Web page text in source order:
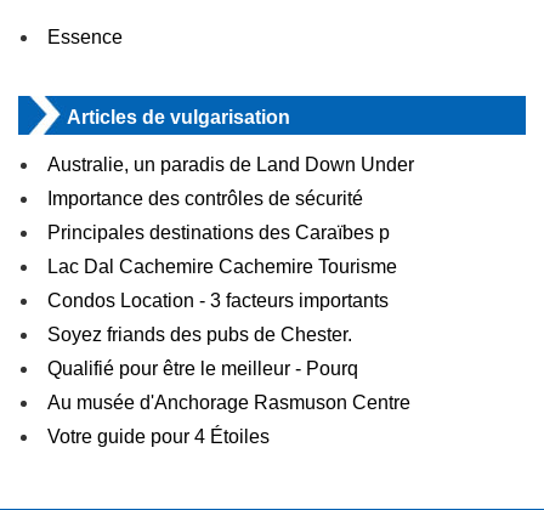
Essence
Articles de vulgarisation
Australie, un paradis de Land Down Under
Importance des contrôles de sécurité
Principales destinations des Caraïbes p
Lac Dal Cachemire Cachemire Tourisme
Condos Location - 3 facteurs importants
Soyez friands des pubs de Chester.
Qualifié pour être le meilleur - Pourq
Au musée d'Anchorage Rasmuson Centre
Votre guide pour 4 Étoiles